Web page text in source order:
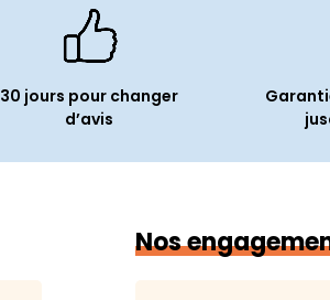
Contenu
Référence
30 jours pour changer
d’avis
Nos